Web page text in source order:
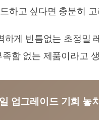
하고 싶다면 충분히
게 빈틈없는 초정밀
함 없는 제품이라고
업그레이드 기회 놓